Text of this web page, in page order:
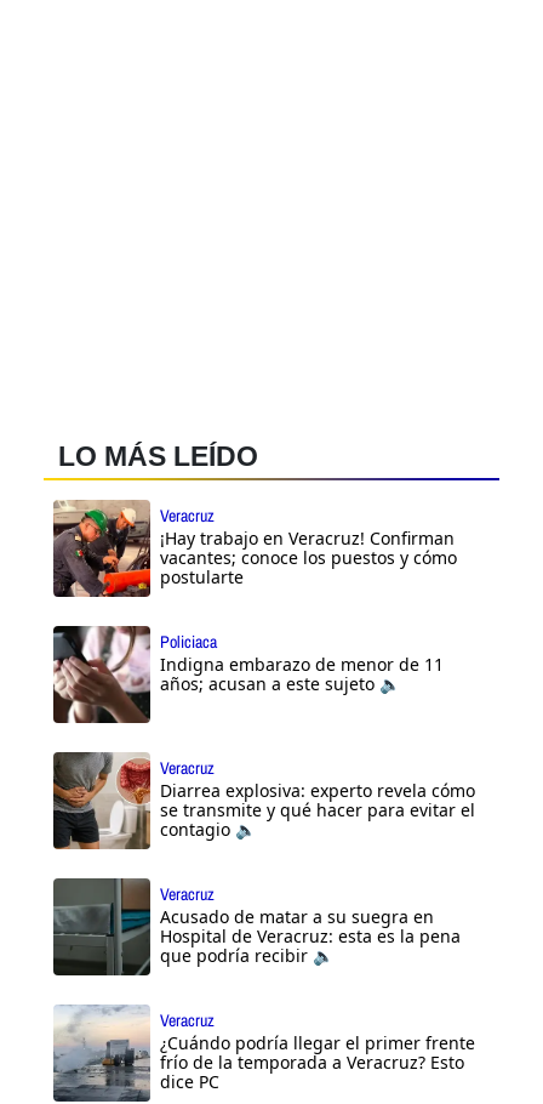
LO MÁS LEÍDO
Veracruz
¡Hay trabajo en Veracruz! Confirman
vacantes; conoce los puestos y cómo
postularte
Policiaca
Indigna embarazo de menor de 11
años; acusan a este sujeto 🔈
Veracruz
Diarrea explosiva: experto revela cómo
se transmite y qué hacer para evitar el
contagio 🔈
Veracruz
Acusado de matar a su suegra en
Hospital de Veracruz: esta es la pena
que podría recibir 🔈
Veracruz
¿Cuándo podría llegar el primer frente
frío de la temporada a Veracruz? Esto
dice PC